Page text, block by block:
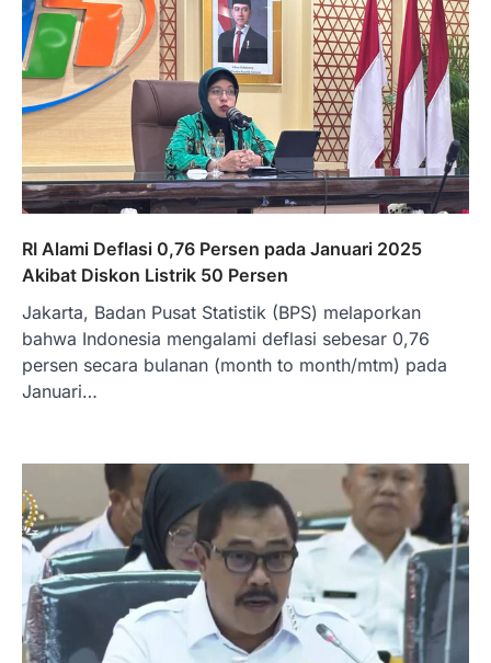
RI Alami Deflasi 0,76 Persen pada Januari 2025
Akibat Diskon Listrik 50 Persen
Jakarta, Badan Pusat Statistik (BPS) melaporkan
bahwa Indonesia mengalami deflasi sebesar 0,76
persen secara bulanan (month to month/mtm) pada
Januari…